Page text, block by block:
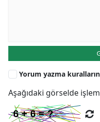
Yorum yazma
Aşağıdaki görselde